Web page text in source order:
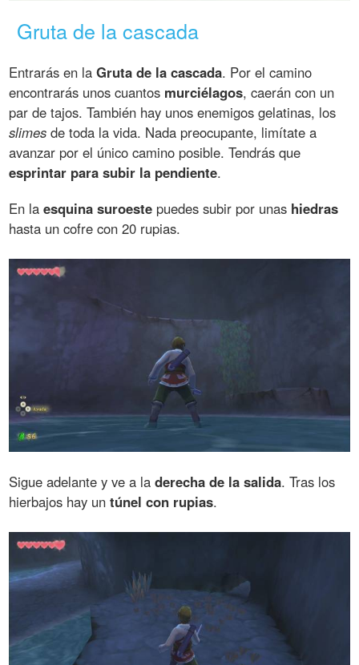
Gruta de la cascada
Entrarás en laGruta de la cascada. Por el camino
encontrarás unos cuantos murciélagos, caerán con un
par de tajos. También hay unos enemigos gelatinas, los
slimes de toda la vida. Nada preocupante, limítate a
avanzar por el único camino posible. Tendrás que
esprintar para subir la pendiente.
En laesquina suroeste puedes subir por unas hiedras
hasta un cofre con 20 rupias.
Sigue adelante y ve a laderecha de la salida. Tras los
hierbajos hay untúnel con rupias.